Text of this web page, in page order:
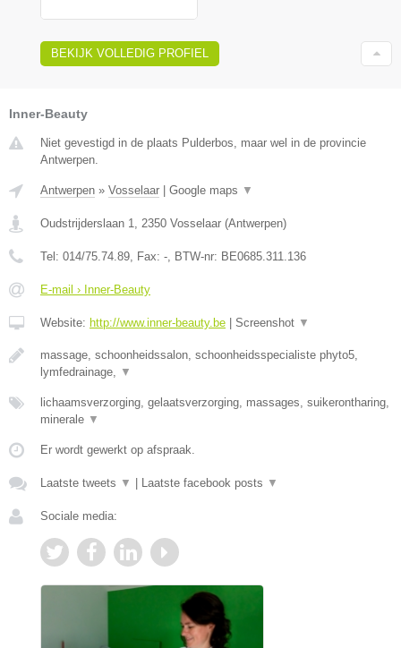
BEKIJK VOLLEDIG PROFIEL
Inner-Beauty
Niet gevestigd in de plaats Pulderbos, maar wel in de provincie
Antwerpen.
Antwerpen » Vosselaar Google maps ▼
Oudstrijderslaan 1 2350 Vosselaar (Antwerpen)
Tel: 014/75.74.89 , Fax: - , BTW-nr: BE0685.311.136
E-mail › Inner-Beauty
Website: http://www.inner-beauty.be Screenshot ▼
massage, schoonheidssalon, schoonheidsspecialiste phyto5,
lymfedrainage,
▼
lichaamsverzorging, gelaatsverzorging, massages, suikerontharing,
minerale ▼
Er wordt gewerkt op afspraak.
Laatste tweets ▼ Laatste facebook posts ▼
Sociale media: